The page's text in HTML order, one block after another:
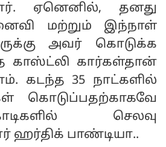
ஏனெனில், தனது
மற்றும் இந்நாள்
அவர் கொடுக்க
காஸ்ட்லி கார்கள்தான்
கடந்த 35 நாட்களில்
கொடுப்பதற்காகவே
செலவு
ஹர்திக் பாண்டியா..